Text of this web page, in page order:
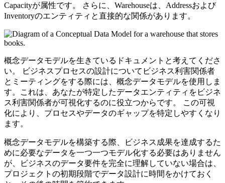
Capacityが属性です。 さらに、Warehouseは、Addressおよび
Inventoryのエンティティと直接的な関係があります。
概念データモデルを生きているドキュメントと考えてくださ
い。 ビジネスプロセスの設計についてビジネス利害関係者
とミーティングをする際には、概念データモデルを使用しま
す。これは、あなたが特定したデータエンティティをビジネ
ス利害関係者が可視化するのに役立つからです。 この可視
化により、プロセスやデータのギャップを特定しやすくなり
ます。
概念データモデルを構築する際、ビジネス成果を達成するた
めに必要なデータを一つ一つモデル化する必要はありません
が、ビジネスのデータ要件を完全に理解していない場合は、
プロジェクトの初期段階でデータ設計に時間をかけておく